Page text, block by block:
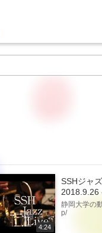
4:24
SSHジャ
2018.9.26
静岡大学の
p/